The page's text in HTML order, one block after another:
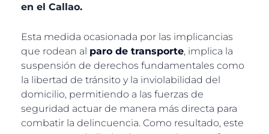
en el Callao.
Esta medida ocasionada por las implicancias
que rodean al paro de transporte, implica la
suspensión de derechos fundamentales como
la libertad de tránsito y la inviolabilidad del
domicilio, permitiendo a las fuerzas de
seguridad actuar de manera más directa para
combatir la delincuencia. Como resultado, este